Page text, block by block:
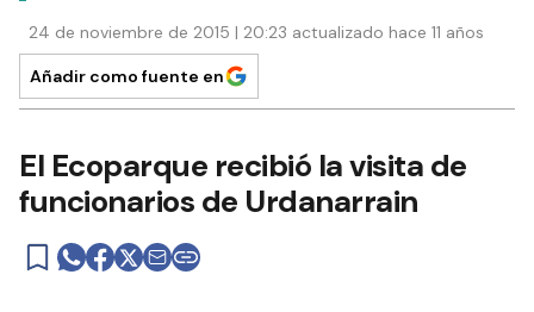
24 de noviembre de 2015 | 20:23 actualizado hace 11 años
Añadir como fuente en
El Ecoparque recibió la visita de
funcionarios de Urdanarrain